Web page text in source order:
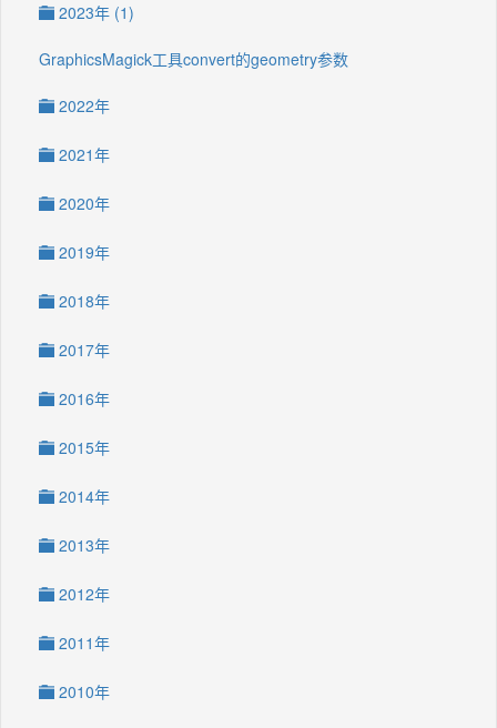
2023年 (1)
GraphicsMagick工具convert的geometry参数
2022年
2021年
2020年
2019年
2018年
2017年
2016年
2015年
2014年
2013年
2012年
2011年
2010年